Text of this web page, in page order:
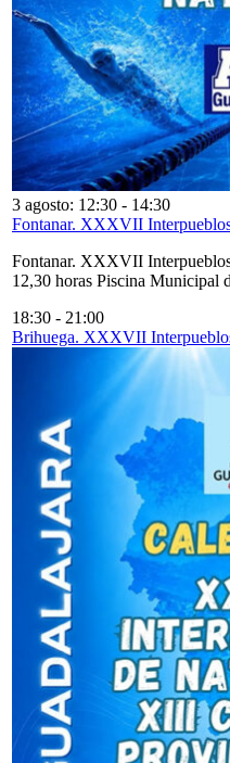
3 agosto: 12:30 - 14:30
Fontanar. XXXVII
Fontanar. XXXVII
12,30 horas Piscina Municipal
18:30 - 21:00
Brihuega. XXXVII